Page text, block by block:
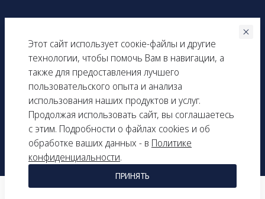
Этот сайт использует соокіe-файлы и другие
технологии, чтобы помочь Вам в навигации, а
также для предоставления лучшего
пользовательского опыта и анализа
использования наших продуктов и услуг.
Продолжая использовать сайт, вы соглашаетесь
с этим. Подробности о файлах cookies и об
обработке ваших данных - в Политике
конфиденциальности.
ПРИНЯТЬ
Вся представленная на сайте информация, касающаяся
технических характеристик, наличия на складе, стоимости
товаров, носит информационный характер и ни при каких
условиях не является публичной офертой, определяемой
положениями Статьи 437(2) Гражданского кодекса РФ.
ИНН: 9729277261
КПП: 161501001